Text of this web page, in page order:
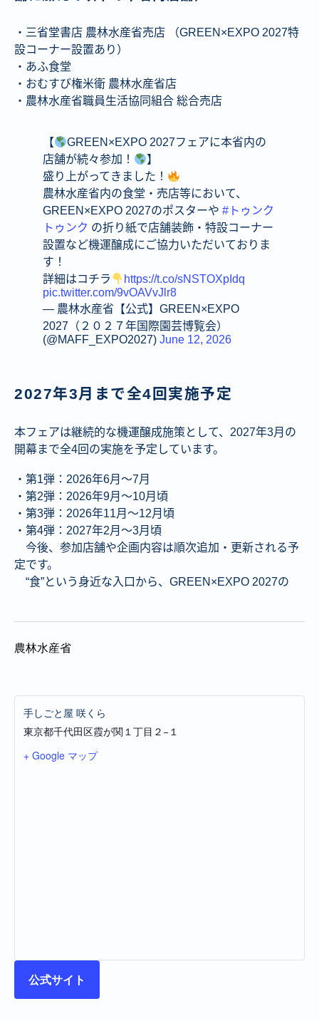
・三省堂書店 農林水産省売店 （GREEN×EXPO 2027特
設コーナー設置あり）
・あふ食堂
・おむすび権米衛 農林水産省店
・農林水産省職員生活協同組合 総合売店
【
GREEN×EXPO 2027フェアに本省内の
店舗が続々参加！
】
盛り上がってきました！
農林水産省内の食堂・売店等において、
GREEN×EXPO 2027のポスターや #トゥンク
トゥンク の折り紙で店舗装飾・特設コーナー
設置など機運醸成にご協力いただいておりま
す！
詳細はコチラ
https://t.co/sNSTOXpIdq
pic.twitter.com/9vOAVvJlr8
— 農林水産省【公式】GREEN×EXPO
2027（２０２７年国際園芸博覧会）
(@MAFF_EXPO2027) June 12, 2026
2027年3月まで全4回実施予定
本フェアは継続的な機運醸成施策として、2027年3月の
開幕まで全4回の実施を予定しています。
・第1弾：2026年6月～7月
・第2弾：2026年9月～10月頃
・第3弾：2026年11月～12月頃
・第4弾：2027年2月～3月頃
今後、参加店舗や企画内容は順次追加・更新される予
定です。
“食”という身近な入口から、GREEN×EXPO 2027の
農林水産省
手しごと屋 咲くら
東京都千代田区霞が関１丁目２−１
+ Google マップ
公式サイト